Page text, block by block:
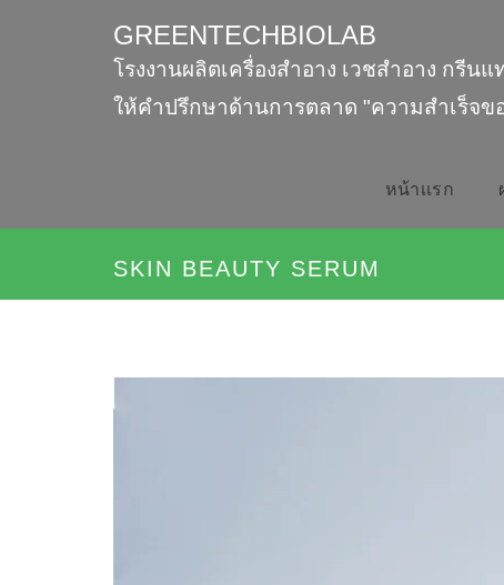
GREENTECHBIOLAB
โรงงานผลิตเครื่องสำอาง เวชสำอาง กรี
ให้คำปรึกษาด้านการตลาด "ความสำเร็จข
หน้าเเรก
SKIN BEAUTY SERUM